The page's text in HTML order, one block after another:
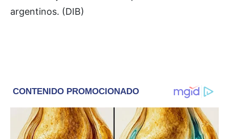
argentinos. (DIB)